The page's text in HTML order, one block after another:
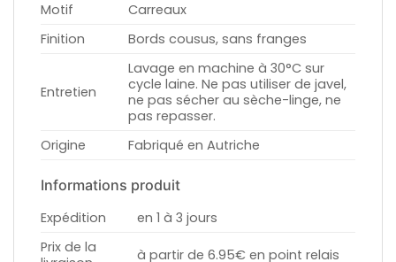
Motif
Carreaux
Finition
Bords cousus, sans franges
Entretien
Lavage en machine à 30°C sur
cycle laine. Ne pas utiliser de javel,
ne pas sécher au sèche-linge, ne
pas repasser.
Origine
Fabriqué en Autriche
Informations produit
Expédition
en 1 à 3 jours
Prix de la
à partir de 6.95€ en point relais